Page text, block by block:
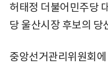
허태정 더불어민주당
당 울산시장 후보의 당
중앙선거관리위원회